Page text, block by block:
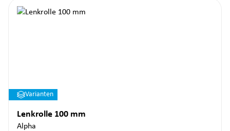
Varianten
Lenkrolle 100 mm
Alpha